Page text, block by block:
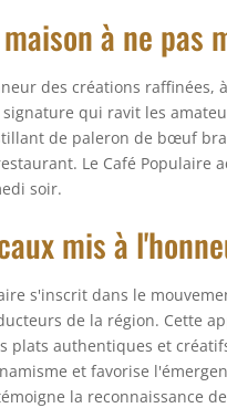
à ne pas
des créations raffinées,
qui ravit les
de paleron de bœuf
Le Café Populaire
soir.
mis à
s'inscrit dans le
de la région. Cette
plats authentiques et
et favorise
la reconnaissance